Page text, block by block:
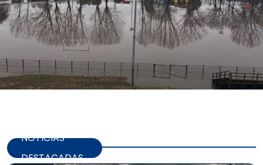
NOTICIAS
DESTACADAS